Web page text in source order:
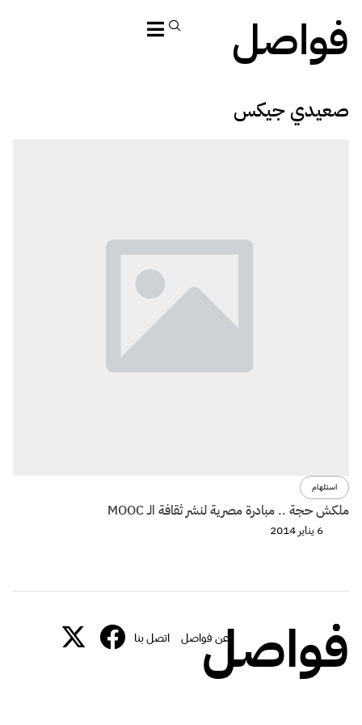
فواصل
صعيدي جيكس
استلهام
ملكش حجة .. مبادرة مصرية لنشر ثقافة الـ MOOC
6 يناير 2014
فواصل
عن فواصل اتصل بنا